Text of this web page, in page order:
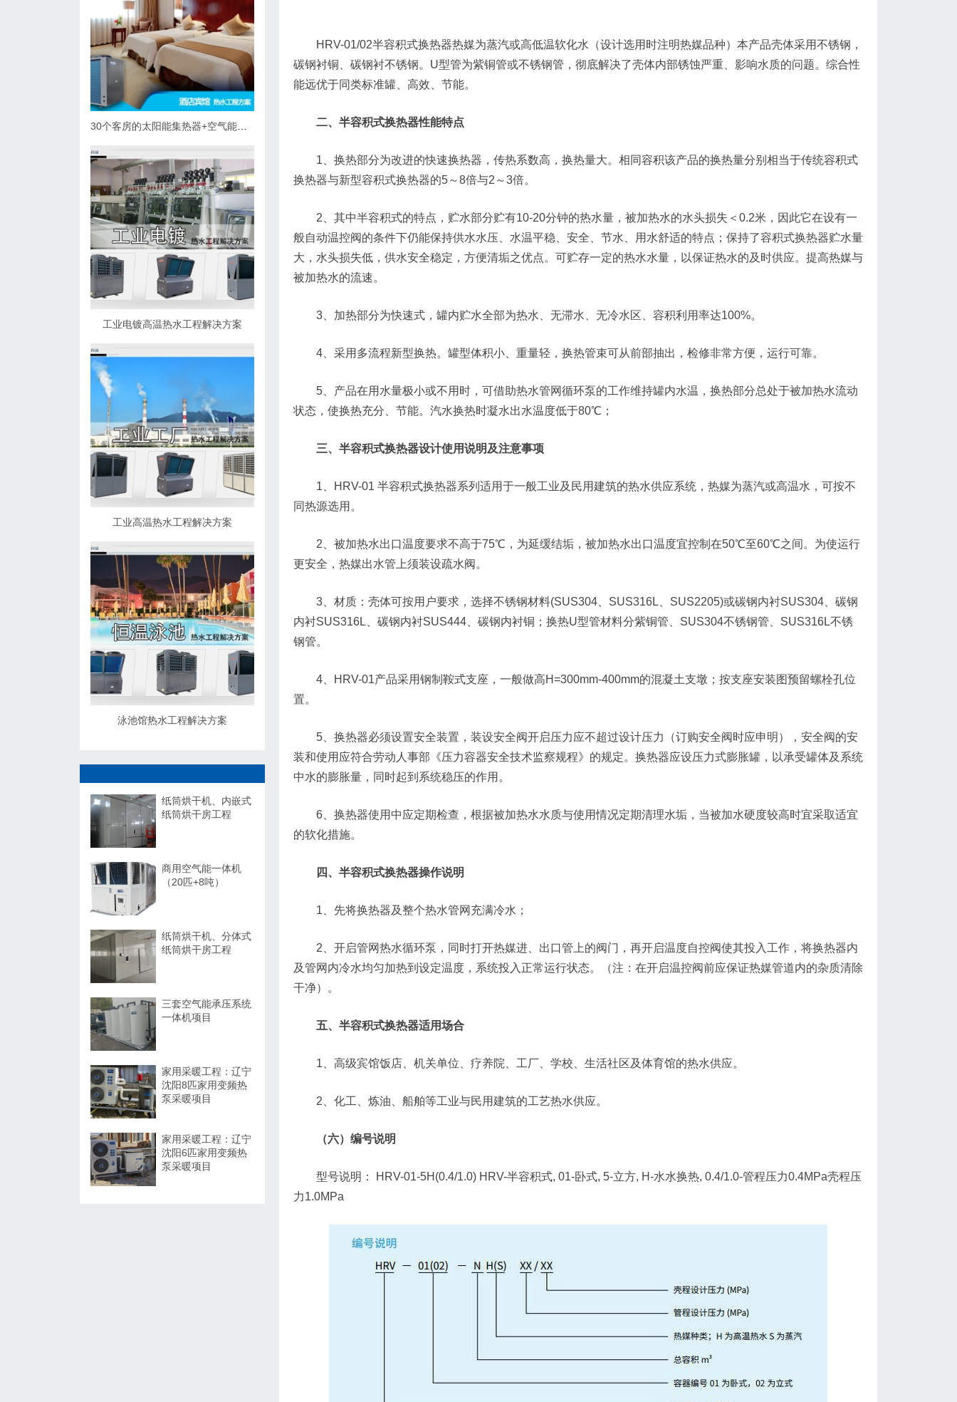
HRV-01/02半容积式换热器热媒为蒸汽或高低温软化水（设计选用时注明热媒品种）本产品壳体采用不锈钢，
碳钢衬铜、碳钢衬不锈钢。U型管为紫铜管或不锈钢管，彻底解决了壳体内部锈蚀严重、影响水质的问题。综合性
能远优于同类标准罐、高效、节能。
二、半容积式换热器性能特点
1、换热部分为改进的快速换热器，传热系数高，换热量大。相同容积该产品的换热量分别相当于传统容积式
换热器与新型容积式换热器的5～8倍与2～3倍。
2、其中半容积式的特点，贮水部分贮有10-20分钟的热水量，被加热水的水头损失＜0.2米，因此它在设有一
般自动温控阀的条件下仍能保持供水水压、水温平稳、安全、节水、用水舒适的特点；保持了容积式换热器贮水量
大，水头损失低，供水安全稳定，方便清垢之优点。可贮存一定的热水水量，以保证热水的及时供应。提高热媒与
被加热水的流速。
3、加热部分为快速式，罐内贮水全部为热水、无滞水、无冷水区、容积利用率达100%。
4、采用多流程新型换热。罐型体积小、重量轻，换热管束可从前部抽出，检修非常方便，运行可靠。
5、产品在用水量极小或不用时，可借助热水管网循环泵的工作维持罐内水温，换热部分总处于被加热水流动
状态，使换热充分、节能。汽水换热时凝水出水温度低于80℃；
三、半容积式换热器设计使用说明及注意事项
1、HRV-01 半容积式换热器系列适用于一般工业及民用建筑的热水供应系统，热媒为蒸汽或高温水，可按不
同热源选用。
2、被加热水出口温度要求不高于75℃，为延缓结垢，被加热水出口温度宜控制在50℃至60℃之间。为使运行
更安全，热媒出水管上须装设疏水阀。
3、材质：壳体可按用户要求，选择不锈钢材料(SUS304、SUS316L、SUS2205)或碳钢内衬SUS304、碳钢
内衬SUS316L、碳钢内衬SUS444、碳钢内衬铜；换热U型管材料分紫铜管、SUS304不锈钢管、SUS316L不锈
钢管。
4、HRV-01产品采用钢制鞍式支座，一般做高H=300mm-400mm的混凝土支墩；按支座安装图预留螺栓孔位
置。
5、换热器必须设置安全装置，装设安全阀开启压力应不超过设计压力（订购安全阀时应申明），安全阀的安
装和使用应符合劳动人事部《压力容器安全技术监察规程》的规定。换热器应设压力式膨胀罐，以承受罐体及系统
中水的膨胀量，同时起到系统稳压的作用。
6、换热器使用中应定期检查，根据被加热水水质与使用情况定期清理水垢，当被加水硬度较高时宜采取适宜
的软化措施。
四、半容积式换热器操作说明
1、先将换热器及整个热水管网充满冷水；
2、开启管网热水循环泵，同时打开热媒进、出口管上的阀门，再开启温度自控阀使其投入工作，将换热器内
及管网内冷水均匀加热到设定温度，系统投入正常运行状态。（注：在开启温控阀前应保证热媒管道内的杂质清除
干净）。
五、半容积式换热器适用场合
1、高级宾馆饭店、机关单位、疗养院、工厂、学校、生活社区及体育馆的热水供应。
2、化工、炼油、船舶等工业与民用建筑的工艺热水供应。
（六）编号说明
型号说明： HRV-01-5H(0.4/1.0) HRV-半容积式, 01-卧式, 5-立方, H-水水换热, 0.4/1.0-管程压力0.4MPa壳程压
力1.0MPa
工业电镀高温热水工程解决方案
工业高温热水工程解决方案
泳池馆热水工程解决方案
纸筒烘干机、内嵌式
纸筒烘干房工程
商用空气能一体机
（20匹+8吨）
纸筒烘干机、分体式
纸筒烘干房工程
三套空气能承压系统
一体机项目
家用采暖工程：辽宁
沈阳8匹家用变频热
泵采暖项目
家用采暖工程：辽宁
沈阳6匹家用变频热
泵采暖项目